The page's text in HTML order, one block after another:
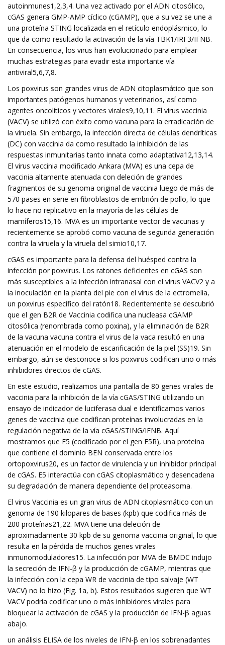
autoinmunes1,2,3,4. Una vez activado por el ADN citosólico,
cGAS genera GMP-AMP cíclico (cGAMP), que a su vez se une a
una proteína STING localizada en el retículo endoplásmico, lo
que da como resultado la activación de la vía TBK1/IRF3/IFNB.
En consecuencia, los virus han evolucionado para emplear
muchas estrategias para evadir esta importante vía
antiviral5,6,7,8.
Los poxvirus son grandes virus de ADN citoplasmático que son
importantes patógenos humanos y veterinarios, así como
agentes oncolíticos y vectores virales9,10,11. El virus vaccinia
(VACV) se utilizó con éxito como vacuna para la erradicación de
la viruela. Sin embargo, la infección directa de células dendríticas
(DC) con vaccinia da como resultado la inhibición de las
respuestas inmunitarias tanto innata como adaptativa12,13,14.
El virus vaccinia modificado Ankara (MVA) es una cepa de
vaccinia altamente atenuada con deleción de grandes
fragmentos de su genoma original de vaccinia luego de más de
570 pases en serie en fibroblastos de embrión de pollo, lo que
lo hace no replicativo en la mayoría de las células de
mamíferos15,16. MVA es un importante vector de vacunas y
recientemente se aprobó como vacuna de segunda generación
contra la viruela y la viruela del simio10,17.
cGAS es importante para la defensa del huésped contra la
infección por poxvirus. Los ratones deficientes en cGAS son
más susceptibles a la infección intranasal con el virus VACV2 y a
la inoculación en la planta del pie con el virus de la ectromelia,
un poxvirus específico del ratón18. Recientemente se descubrió
que el gen B2R de Vaccinia codifica una nucleasa cGAMP
citosólica (renombrada como poxina), y la eliminación de B2R
de la vacuna vacuna contra el virus de la vaca resultó en una
atenuación en el modelo de escarificación de la piel (SS)19. Sin
embargo, aún se desconoce si los poxvirus codifican uno o más
inhibidores directos de cGAS.
En este estudio, realizamos una pantalla de 80 genes virales de
vaccinia para la inhibición de la vía cGAS/STING utilizando un
ensayo de indicador de luciferasa dual e identificamos varios
genes de vaccinia que codifican proteínas involucradas en la
regulación negativa de la vía cGAS/STING/IFNB. Aquí
mostramos que E5 (codificado por el gen E5R), una proteína
que contiene el dominio BEN conservada entre los
ortopoxvirus20, es un factor de virulencia y un inhibidor principal
de cGAS. E5 interactúa con cGAS citoplasmático y desencadena
su degradación de manera dependiente del proteasoma.
El virus Vaccinia es un gran virus de ADN citoplasmático con un
genoma de 190 kilopares de bases (kpb) que codifica más de
200 proteínas21,22. MVA tiene una deleción de
aproximadamente 30 kpb de su genoma vaccinia original, lo que
resulta en la pérdida de muchos genes virales
inmunomoduladores15. La infección por MVA de BMDC indujo
la secreción de IFN-β y la producción de cGAMP, mientras que
la infección con la cepa WR de vaccinia de tipo salvaje (WT
VACV) no lo hizo (Fig. 1a, b). Estos resultados sugieren que WT
VACV podría codificar uno o más inhibidores virales para
bloquear la activación de cGAS y la producción de IFN-β aguas
abajo.
un análisis ELISA de los niveles de IFN-β en los sobrenadantes